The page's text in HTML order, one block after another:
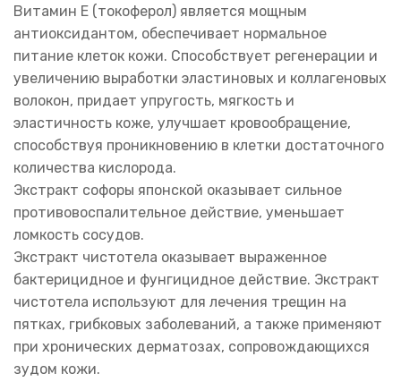
Витамин Е (токоферол) является мощным
антиоксидантом, обеспечивает нормальное
питание клеток кожи. Способствует регенерации и
увеличению выработки эластиновых и коллагеновых
волокон, придает упругость, мягкость и
эластичность коже, улучшает кровообращение,
способствуя проникновению в клетки достаточного
количества кислорода.
Экстракт софоры японской оказывает сильное
противовоспалительное действие, уменьшает
ломкость сосудов.
Экстракт чистотела оказывает выраженное
бактерицидное и фунгицидное действие. Экстракт
чистотела используют для лечения трещин на
пятках, грибковых заболеваний, а также применяют
при хронических дерматозах, сопровождающихся
зудом кожи.